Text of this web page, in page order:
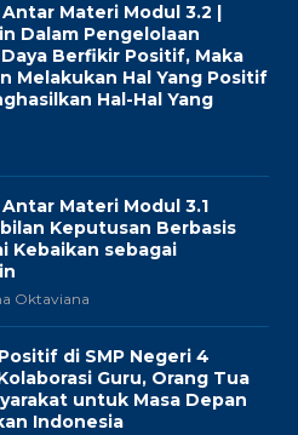
Materi Modul 3.2 |
Dalam Pengelolaan
Berfikir Positif, Maka
Melakukan Hal Yang Positif
Hal-Hal Yang
Materi Modul 3.1
Keputusan Berbasis
Kebaikan sebagai
Oktaviana
di SMP Negeri 4
Guru, Orang Tua
untuk Masa Depan
Indonesia